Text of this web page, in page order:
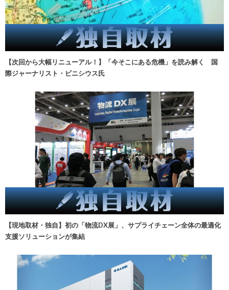
【次回から大幅リニューアル！】「今そこにある危機」を読み解く 国
際ジャーナリスト・ビニシウス氏
【現地取材・独自】初の「物流DX展」、サプライチェーン全体の最適化
支援ソリューションが集結